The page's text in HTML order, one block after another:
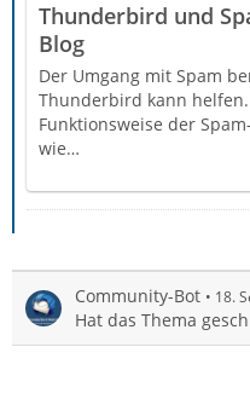
Thunderbird und
Blog
Der Umgang mit Spam
Thunderbird kann
Funktionsweise der
wie…
Community-Bot 18.
Hat das Thema